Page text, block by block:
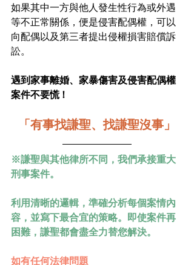
如果其中一方與他人發生性行為或外遇
等不正常關係，便是侵害配偶權，可以
向配偶以及第三者提出侵權損害賠償訴
訟。
遇到家事離婚、家暴傷害及侵害配偶權
案件不要慌 !
「有事找謙聖、找謙聖沒事」
※謙聖與其他律所不同，我們承接重大
刑事案件。
利用清晰的邏輯，準確分析每個案情內
容，並寫下最合宜的策略。即使案件再
困難，謙聖都會盡全力替您解決。
如有任何法律問題